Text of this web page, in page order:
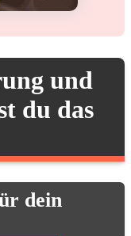
und
du das
dein